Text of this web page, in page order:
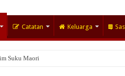
Catatan Keluarga
Suku Maori